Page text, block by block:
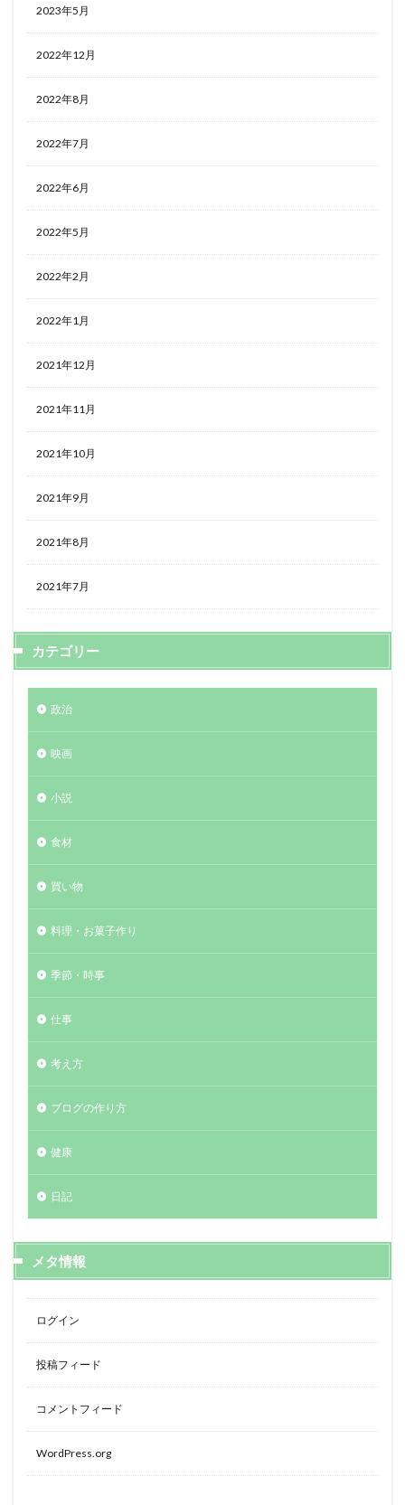
2023年5月
2022年12月
2022年8月
2022年7月
2022年6月
2022年5月
2022年2月
2022年1月
2021年12月
2021年11月
2021年10月
2021年9月
2021年8月
2021年7月
カテゴリー
政治
映画
小説
食材
買い物
料理・お菓子作り
季節・時事
仕事
考え方
ブログの作り方
健康
日記
メタ情報
ログイン
投稿フィード
コメントフィード
WordPress.org